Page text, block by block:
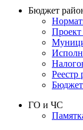
Бюджет
Реестр
ГО и ЧС